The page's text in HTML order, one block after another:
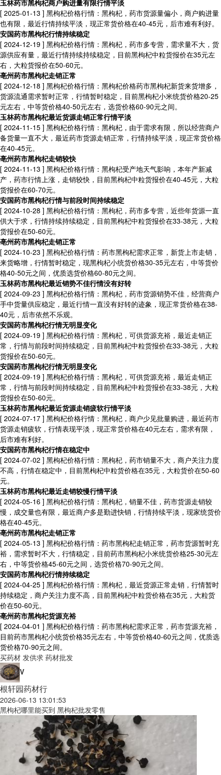
玉林药市黑枸杞商户购进量有限行情平淡
[ 2025-01-13 ] 黑枸杞价格行情：黑枸杞，药市货源量偏小，商户购进量
也有限，最近行情持续平淡，现正常货价格在40-45元，后市难有利好。
安国药市黑枸杞行情持续稳定
[ 2024-12-19 ] 黑枸杞价格行情：黑枸杞，药市多专营，需求量不大，货
源供应有量，最近行情持续持续稳定，目前黑枸杞中粒货报价在35元左
右，大粒货报价在50-60元。
亳州药市黑枸杞走销正常
[ 2024-12-18 ] 黑枸杞价格行情：黑枸杞价格药市黑枸杞新货来货增多，
货源流通需求暂时正常，行情暂时稳定，目前黑枸杞小米统货价格20-25
元左右，中等货价格40-50元左右，选货价格60-90元之间。
玉林药市黑枸杞最近货源走销正常行情平淡
[ 2024-11-15 ] 黑枸杞价格行情：黑枸杞，由于需求有限，所以经营商户
备货量一直不大，最近药市货源走销正常，行情持续平淡，现正常货价格
在40-45元。
亳州药市黑枸杞走销较快
[ 2024-11-13 ] 黑枸杞价格行情：黑枸杞受产地天气影响，本年产新减
产，药市行情上涨，走销较快，目前黑枸杞中粒货报价在40-45元，大粒
货报价在60-70元。
安国药市黑枸杞行情与前段时间持续稳定
[ 2024-10-28 ] 黑枸杞价格行情：黑枸杞，药市多专营，近些年货源一直
供大于求，行情持续持续稳定，目前黑枸杞中粒货报价在33-38元，大粒
货报价在50-60元。
亳州药市黑枸杞走销正常
[ 2024-10-23 ] 黑枸杞价格行情：药市黑枸杞需求正常，新货上市走销，
来货略增，行情暂时稳定，现黑枸杞小统货价格30-35元左右，中等货价
格40-50元之间，优质选货价格60-80元之间。
玉林药市黑枸杞最近销势不佳行情没有好转
[ 2024-09-23 ] 黑枸杞价格行情：黑枸杞，药市货源销势不佳，经营商户
手中货量供应稳定，最近行情一直没有好转的迹象，现正常货价格在38-
40元，后市依然不乐观。
安国药市黑枸杞行情无明显变化
[ 2024-09-19 ] 黑枸杞价格行情：黑枸杞，可供货源充裕，最近走销正
常，行情与前段时间持续稳定，目前黑枸杞中粒货报价在33-38元，大粒
货报价在50-60元。
安国药市黑枸杞行情无明显变化
[ 2024-09-19 ] 黑枸杞价格行情：黑枸杞，可供货源充裕，最近走销正
常，行情与前段时间持续稳定，目前黑枸杞中粒货报价在33-38元，大粒
货报价在50-60元。
玉林药市黑枸杞最近货源走销疲软行情平淡
[ 2024-07-17 ] 黑枸杞价格行情：黑枸杞，商户少见批量购进，最近药市
货源走销疲软，行情表现平淡，现正常货价格在40元左右，需求有限，
后市难有利好。
安国药市黑枸杞行情在稳定中
[ 2024-07-02 ] 黑枸杞价格行情：黑枸杞，药市销量不大，商户关注力度
不高，行情在稳定中，目前黑枸杞中粒货价格在35元，大粒货价在50-60
元。
玉林药市黑枸杞最近走销较慢行情平淡
[ 2024-05-16 ] 黑枸杞价格行情：黑枸杞，销量不佳，药市货源走销较
慢，成交量也有限，最近商户多是勤进快销，行情持续平淡，现家统货价
格在40-45元。
亳州药市黑枸杞走销正常
[ 2024-05-13 ] 黑枸杞价格行情：药市黑枸杞走销正常，药市货源暂时充
裕，需求暂时不大，行情稳定，目前药市黑枸杞小米统货价格25-30元左
右，中等货价格45-60元之间，选货价格70-90元之间。
安国药市黑枸杞行情持续稳定
[ 2024-04-25 ] 黑枸杞价格行情：黑枸杞，最近货源正常走销，行情暂时
持续稳定，商户关注力度不高，目前黑枸杞中粒货价格在35元，大粒货
价在50-60元。
亳州药市黑枸杞货源充裕
[ 2024-04-01 ] 黑枸杞价格行情：药市黑枸杞需求正常，药市货源充裕，
目前药市黑枸杞小统货价格35元左右，中等货价格40-60元之间，优质选
货价格70-90元之间。
买药材 发供求 药材批发
V
根轩园药材行
2026-06-13 13:01:53
黑枸杞哪里能买到 黑枸杞批发零售